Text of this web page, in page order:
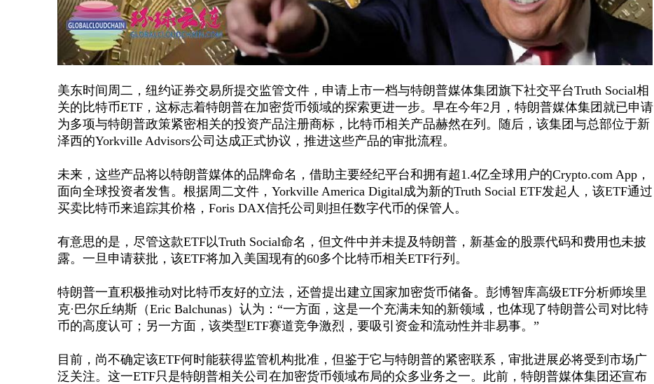
美东时间周二，纽约证券交易所提交监管文件，申请上市一档与特朗普媒体集团旗下社交平台Truth Social相
关的比特币ETF，这标志着特朗普在加密货币领域的探索更进一步。早在今年2月，特朗普媒体集团就已申请
为多项与特朗普政策紧密相关的投资产品注册商标，比特币相关产品赫然在列。随后，该集团与总部位于新
泽西的Yorkville Advisors公司达成正式协议，推进这些产品的审批流程。
未来，这些产品将以特朗普媒体的品牌命名，借助主要经纪平台和拥有超1.4亿全球用户的Crypto.com App，
面向全球投资者发售。根据周二文件，Yorkville America Digital成为新的Truth Social ETF发起人，该ETF通过
买卖比特币来追踪其价格，Foris DAX信托公司则担任数字代币的保管人。
有意思的是，尽管这款ETF以Truth Social命名，但文件中并未提及特朗普，新基金的股票代码和费用也未披
露。一旦申请获批，该ETF将加入美国现有的60多个比特币相关ETF行列。
特朗普一直积极推动对比特币友好的立法，还曾提出建立国家加密货币储备。彭博智库高级ETF分析师埃里
克·巴尔丘纳斯（Eric Balchunas）认为：“一方面，这是一个充满未知的新领域，也体现了特朗普公司对比特
币的高度认可；另一方面，该类型ETF赛道竞争激烈，要吸引资金和流动性并非易事。”
目前，尚不确定该ETF何时能获得监管机构批准，但鉴于它与特朗普的紧密联系，审批进展必将受到市场广
泛关注。这一ETF只是特朗普相关公司在加密货币领域布局的众多业务之一。此前，特朗普媒体集团还宣布